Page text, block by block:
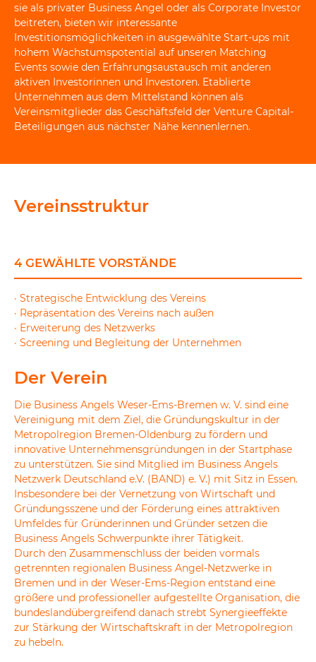
sie als privater Business Angel oder als Corporate Investor
beitreten, bieten wir interessante
Investitionsmöglichkeiten in ausgewählte Start-ups mit
hohem Wachstumspotential auf unseren Matching
Events sowie den Erfahrungsaustausch mit anderen
aktiven Investorinnen und Investoren. Etablierte
Unternehmen aus dem Mittelstand können als
Vereinsmitglieder das Geschäftsfeld der Venture Capital-
Beteiligungen aus nächster Nähe kennenlernen.
Vereinsstruktur
4 GEWÄHLTE VORSTÄNDE
· Strategische Entwicklung des Vereins
· Repräsentation des Vereins nach außen
· Erweiterung des Netzwerks
· Screening und Begleitung der Unternehmen
Der Verein
Die Business Angels Weser-Ems-Bremen w. V. sind eine
Vereinigung mit dem Ziel, die Gründungskultur in der
Metropolregion Bremen-Oldenburg zu fördern und
innovative Unternehmensgründungen in der Startphase
zu unterstützen. Sie sind Mitglied im Business Angels
Netzwerk Deutschland e.V. (BAND) e. V.) mit Sitz in Essen.
Insbesondere bei der Vernetzung von Wirtschaft und
Gründungsszene und der Förderung eines attraktiven
Umfeldes für Gründerinnen und Gründer setzen die
Business Angels Schwerpunkte ihrer Tätigkeit.
Durch den Zusammenschluss der beiden vormals
getrennten regionalen Business Angel-Netzwerke in
Bremen und in der Weser-Ems-Region entstand eine
größere und professioneller aufgestellte Organisation, die
bundeslandübergreifend danach strebt Synergieeffekte
zur Stärkung der Wirtschaftskraft in der Metropolregion
zu hebeln.